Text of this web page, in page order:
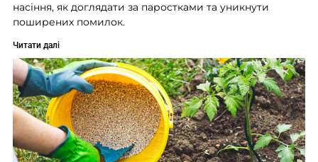
насіння, як доглядати за паростками та уникнути
поширених помилок.
Читати далі